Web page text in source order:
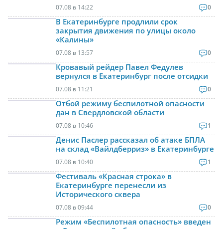
07.08 в 14:22 0
В Екатеринбурге продлили срок
закрытия движения по улицы около
«Калины»
07.08 в 13:57 0
Кровавый рейдер Павел Федулев
вернулся в Екатеринбург после отсидки
07.08 в 11:21 0
Отбой режиму беспилотной опасности
дан в Свердловской области
07.08 в 10:46 1
Денис Паслер рассказал об атаке БПЛА
на склад «Вайлдберриз» в Екатеринбурге
07.08 в 10:40 1
Фестиваль «Красная строка» в
Екатеринбурге перенесли из
Исторического сквера
07.08 в 09:44 0
Режим «Беспилотная опасность» введен